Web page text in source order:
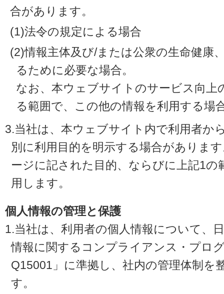
合があります。
(1)法令の規定による場合
(2)情報主体及び/または公衆の生命健康
るために必要な場合。
なお、本ウェブサイトのサービス向上
る範囲で、この他の情報を利用する場
3.当社は、本ウェブサイト内で利用者か
別に利用目的を明示する場合がありま
ージに記された目的、ならびに上記1の
用します。
個人情報の管理と保護
1.当社は、利用者の個人情報について、
情報に関するコンプライアンス・プロ
Q15001」に準拠し、社内の管理体制を
す。